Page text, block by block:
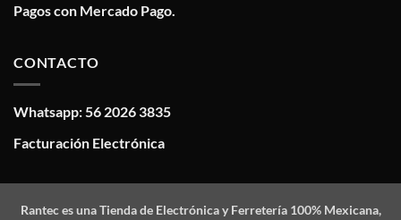
Pagos con Mercado Pago.
CONTACTO
Whatsapp: 56 2026 3835
Facturación Electrónica
Ranteces una Tienda de Electrónica y Ferretería 100% Mexicana,